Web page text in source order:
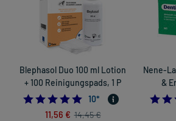
Blephasol Duo 100 ml Lotion
+ 100 Reinigungspads, 1 P
4.9
10*
11,56 € 14,45 €
Nene-
&